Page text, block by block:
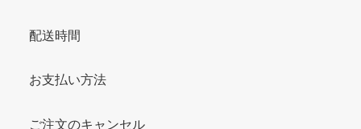
配送時間
お支払い方法
ご注文のキャンセル